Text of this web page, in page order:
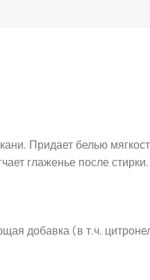
Придает белью
глаженье после стирки.
добавка (в т.ч.